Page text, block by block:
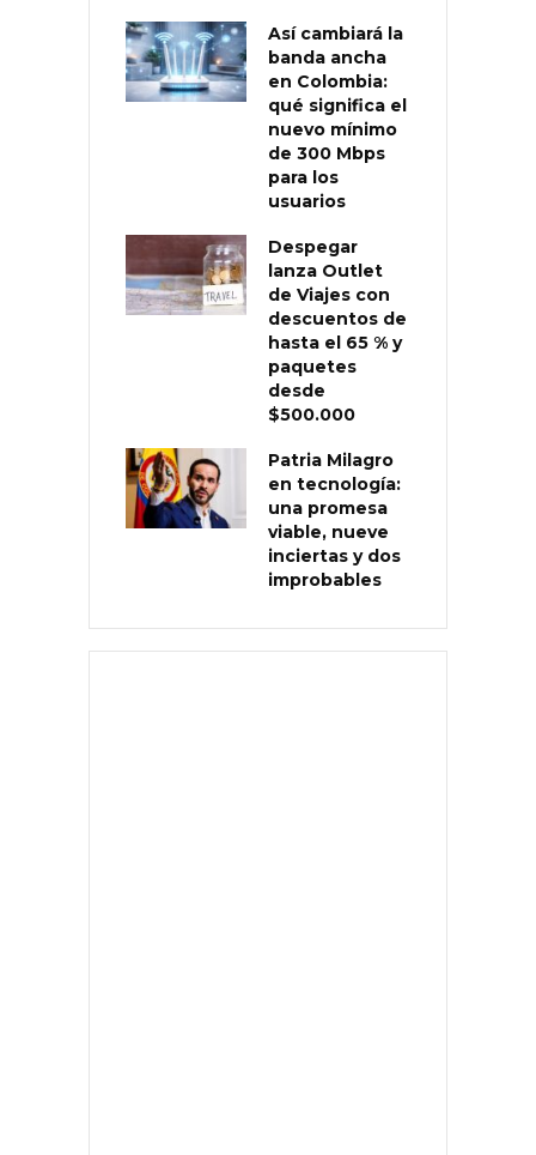
Así cambiará la
banda ancha
en Colombia:
qué significa el
nuevo mínimo
de 300 Mbps
para los
usuarios
Despegar
lanza Outlet
de Viajes con
descuentos de
hasta el 65 % y
paquetes
desde
$500.000
Patria Milagro
en tecnología:
una promesa
viable, nueve
inciertas y dos
improbables